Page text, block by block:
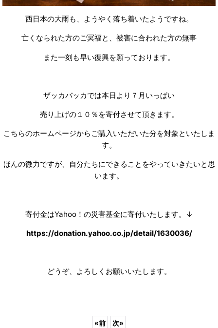
西日本の大雨も、ようやく落ち着いたようですね。
亡くなられた方のご冥福と、被害に合われた方の無事
また一刻も早い復興を願っております。
ザッカバッカでは本日より７月いっぱい
売り上げの１０％を寄付させて頂きます。
こちらのホームページからご購入いただいた分を対象といたしま
す。
ほんの微力ですが、自分たちにできることをやっていきたいと思
います。
寄付金はYahoo！の災害基金に寄付いたします。↓
https://donation.yahoo.co.jp/detail/1630036/
どうぞ、よろしくお願いいたします。
«前 次»